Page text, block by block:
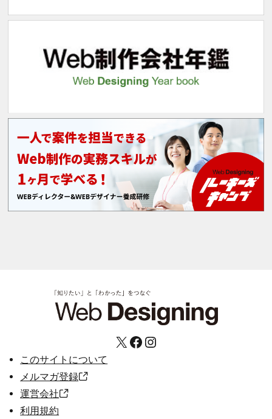
X Facebook Instagram
このサイトについて
メルマガ登録
運営会社
利用規約